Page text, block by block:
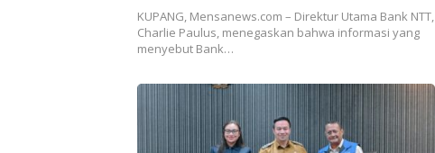
KUPANG, Mensanews.com – Direktur Utama Bank NTT,
Charlie Paulus, menegaskan bahwa informasi yang
menyebut Bank…